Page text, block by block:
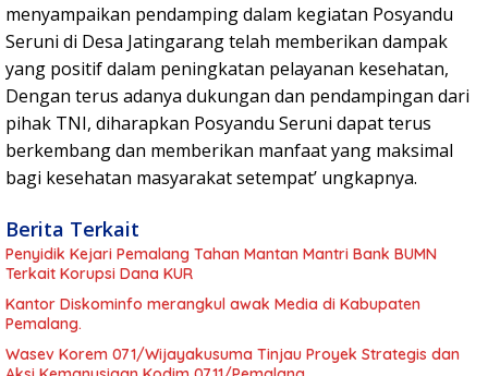
menyampaikan pendamping dalam kegiatan Posyandu
Seruni di Desa Jatingarang telah memberikan dampak
yang positif dalam peningkatan pelayanan kesehatan,
Dengan terus adanya dukungan dan pendampingan dari
pihak TNI, diharapkan Posyandu Seruni dapat terus
berkembang dan memberikan manfaat yang maksimal
bagi kesehatan masyarakat setempat’ ungkapnya.
Berita Terkait
Penyidik Kejari Pemalang Tahan Mantan Mantri Bank BUMN
Terkait Korupsi Dana KUR
Kantor Diskominfo merangkul awak Media di Kabupaten
Pemalang.
Wasev Korem 071/Wijayakusuma Tinjau Proyek Strategis dan